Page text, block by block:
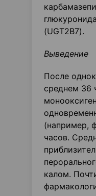
(UGT2B7).
Выведение
После
среднем 36
(например,
часов.
калом.